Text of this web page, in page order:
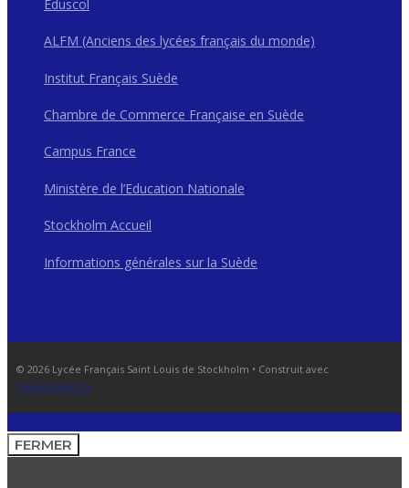
Eduscol
ALFM (Anciens des lycées français du monde)
Institut Français Suède
Chambre de Commerce Française en Suède
Campus France
Ministère de l’Education Nationale
Stockholm Accueil
Informations générales sur la Suède
© 2026 Lycée Français Saint Louis de Stockholm • Construit avec
GeneratePress
FERMER